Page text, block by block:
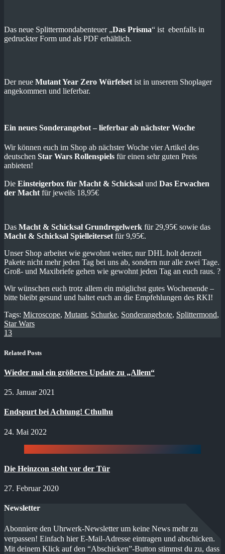
Das neue Splittermondabenteuer „Das Prisma“ ist ebenfalls in
gedruckter Form und als PDF erhältlich.
Der neue Mutant Year Zero Würfelset ist in unserem Shoplager
angekommen und lieferbar.
Ein neues Sonderangebot – lieferbar ab nächster Woche
Wir können euch im Shop ab nächster Woche vier Artikel des
deutschen Star Wars Rollenspiels für einen sehr guten Preis
anbieten!
Die Einsteigerbox für Macht & Schicksal und Das Erwachen
der Machtfür jeweils 18,95€
Das Macht & Schicksal Grundregelwerk für 29,95€ sowie das
Macht & Schicksal Spielleitersetfür 9,95€.
Unser Shop arbeitet wie gewohnt weiter, nur DHL holt derzeit
Pakete nicht mehr jeden Tag bei uns ab, sondern nur alle zwei Tage.
Groß- und Maxibriefe gehen wie gewohnt jeden Tag an euch raus. ?
Wir wünschen euch trotz allem ein möglichst gutes Wochenende –
bitte bleibt gesund und haltet euch an die Empfehlungen des RKI!
Tags: Microscope, Mutant, Schurke, Sonderangebote, Splittermond,
Star Wars
13
Related Posts
Wieder mal ein größeres Update zu „Allem“
25. Januar 2021
Endspurt bei Achtung! Cthulhu
24. Mai 2022
Die Heinzcon steht vor der Tür
27. Februar 2020
Newsletter
Abonniere den Uhrwerk-Newsletter um keine News mehr zu
verpassen! Einfach hier E-Mail-Adresse eintragen und abschicken.
Mit deinem Klick auf den “Abschicken”-Button stimmst du zu, dass